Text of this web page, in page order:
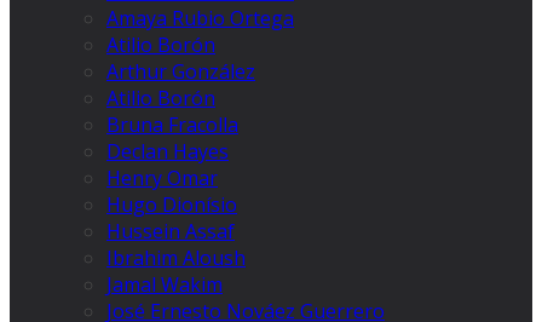
Amaya Rubio Ortega
Atilio Borón
Arthur González
Atilio Borón
Bruna Fracolla
Declan Hayes
Henry Omar
Hugo Dionísio
Hussein Assaf
Ibrahim Aloush
Jamal Wakim
José Ernesto Nováez Guerrero